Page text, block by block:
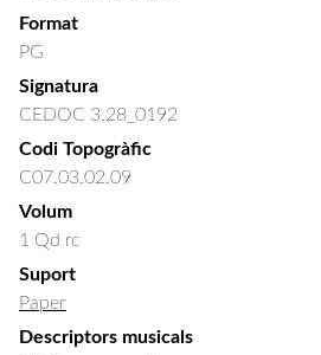
Format
PG
Signatura
CEDOC 3.28_0192
Codi Topogràfic
C07.03.02.09
Volum
1 Qd rc
Suport
Paper
Descriptors musicals